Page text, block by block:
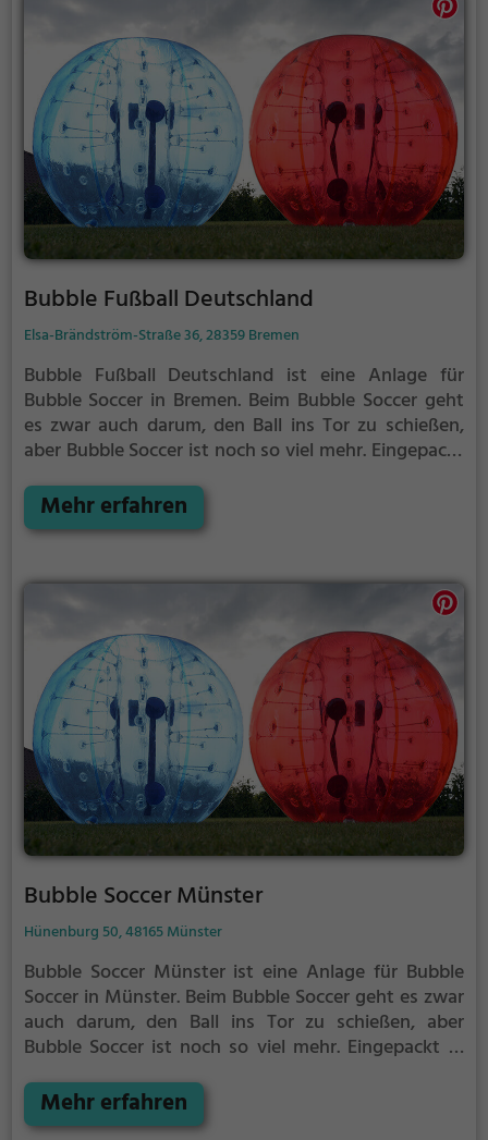
Bubble Fußball Deutschland
Elsa-Brändström-Straße 36, 28359 Bremen
Bubble Fußball Deutschland ist eine Anlage für
Bubble Soccer in Bremen. Beim Bubble Soccer geht
es zwar auch darum, den Ball ins Tor zu schießen,
aber Bubble Soccer ist noch so viel mehr. Eingepackt
hinfallen, zusammenprallen und euch komplett
überschlagen - alles ganz ohne euch wehzutun.
Mehr erfahren
Bubble Soccer Münster
Hünenburg 50, 48165 Münster
Bubble Soccer Münster ist eine Anlage für Bubble
Soccer in Münster. Beim Bubble Soccer geht es zwar
auch darum, den Ball ins Tor zu schießen, aber
Bubble Soccer ist noch so viel mehr. Eingepackt in
hinfallen, zusammenprallen und euch komplett
überschlagen - alles ganz ohne euch wehzutun.
Mehr erfahren